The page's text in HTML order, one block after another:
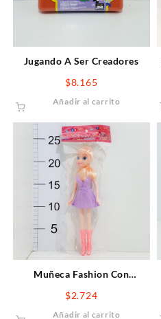
Jugando A Ser Creadores
$8.165
Añadir al carrito
Muñeca Fashion Con
Accesorios
$2.724
Añadir al carrito